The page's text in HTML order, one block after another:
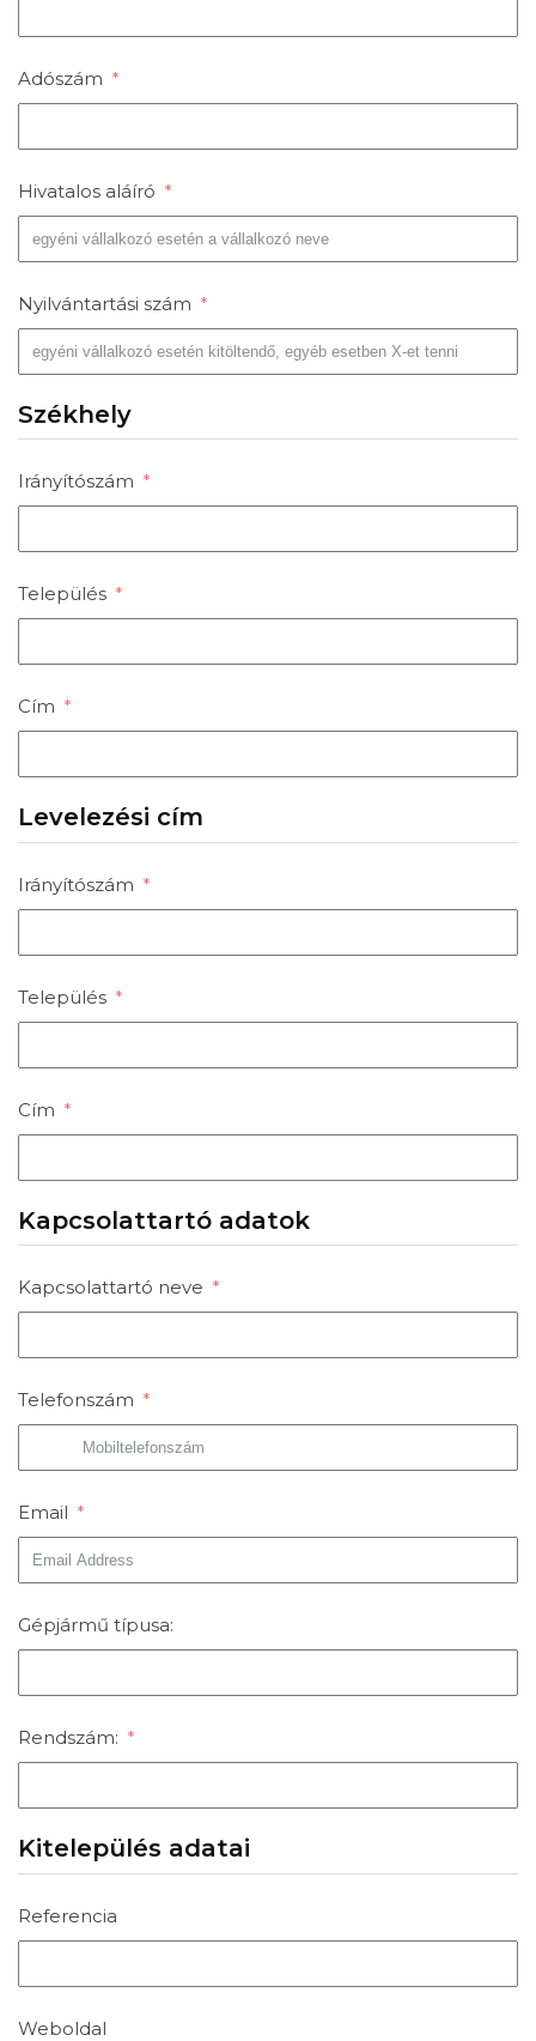
Adószám
Hivatalos aláíró
Nyilvántartási szám
Székhely
Irányítószám
Település
Cím
Levelezési cím
Irányítószám
Település
Cím
Kapcsolattartó adatok
Kapcsolattartó neve
Telefonszám
Email
Gépjármű típusa:
Rendszám:
Kitelepülés adatai
Referencia
Weboldal